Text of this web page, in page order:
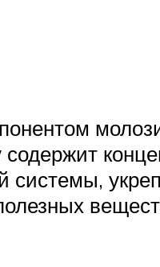
системы,